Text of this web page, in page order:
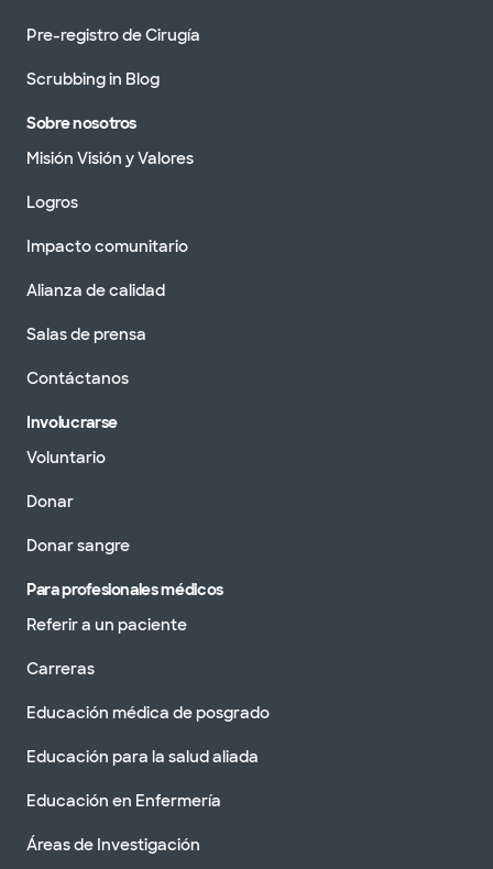
Pre-registro de Cirugía
Scrubbing in Blog
Sobre nosotros
Misión Visión y Valores
Logros
Impacto comunitario
Alianza de calidad
Salas de prensa
Contáctanos
Involucrarse
Voluntario
Donar
Donar sangre
Para profesionales médicos
Referir a un paciente
Carreras
Educación médica de posgrado
Educación para la salud aliada
Educación en Enfermería
Áreas de Investigación